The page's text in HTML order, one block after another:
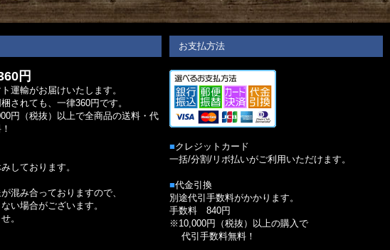
お支払方法
円
運輸がお届けいたします。
されても、一律360円です。
円（税抜）以上で全商品の送料・代
しております。
混み合っておりますので、
い場合がございます。
。
■クレジットカード
一括/分割/リボ払いがご利用いただけます。
■代金引換
別途代引手数料がかかります。
手数料 840円
※10,000円（税抜）以上の購入で
代引手数料無料！